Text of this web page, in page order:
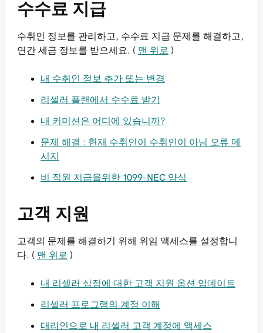
수수료 지급
수취인 정보를 관리하고, 수수료 지급 문제를 해결하고,
연간 세금 정보를 받으세요. ( 맨 위로 )
내 수취인 정보 추가 또는 변경
리셀러 플랜에서 수수료 받기
내 커미션은 어디에 있습니까?
문제 해결 : 현재 수취인이 수취인이 아님 오류 메
시지
비 직원 지급을위한 1099-NEC 양식
고객 지원
고객의 문제를 해결하기 위해 위임 액세스를 설정합니
다. ( 맨 위로 )
내 리셀러 상점에 대한 고객 지원 옵션 업데이트
리셀러 프로그램의 계정 이해
대리인으로 내 리셀러 고객 계정에 액세스